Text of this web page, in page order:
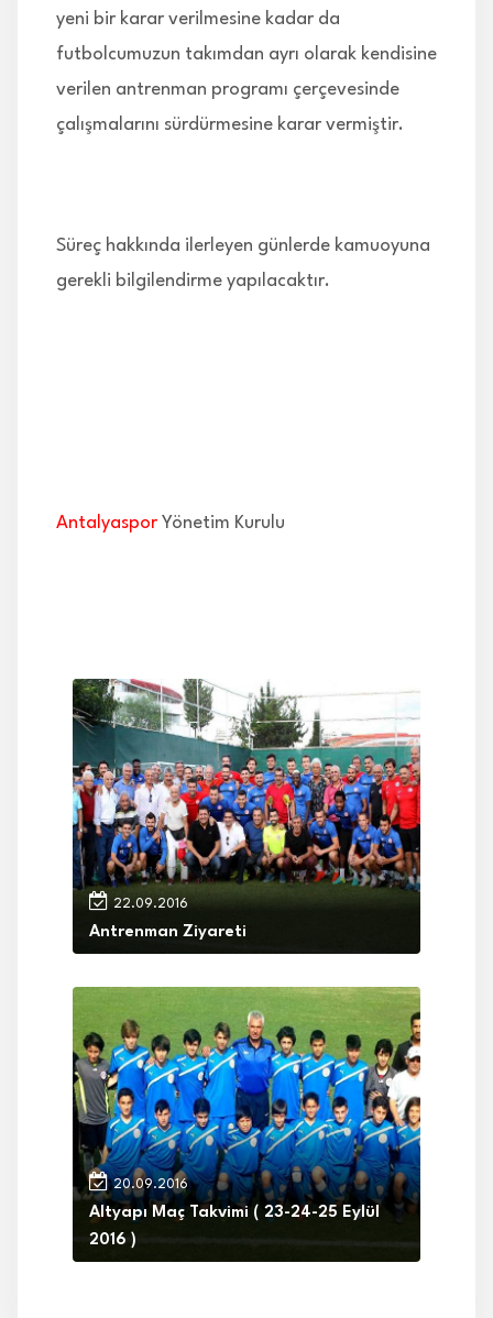
yeni bir karar verilmesine kadar da
futbolcumuzun takımdan ayrı olarak kendisine
verilen antrenman programı çerçevesinde
çalışmalarını sürdürmesine karar vermiştir.
Süreç hakkında ilerleyen günlerde kamuoyuna
gerekli bilgilendirme yapılacaktır.
Antalyaspor Yönetim Kurulu
22.09.2016
Antrenman Ziyareti
20.09.2016
Altyapı Maç Takvimi ( 23-24-25 Eylül
2016 )